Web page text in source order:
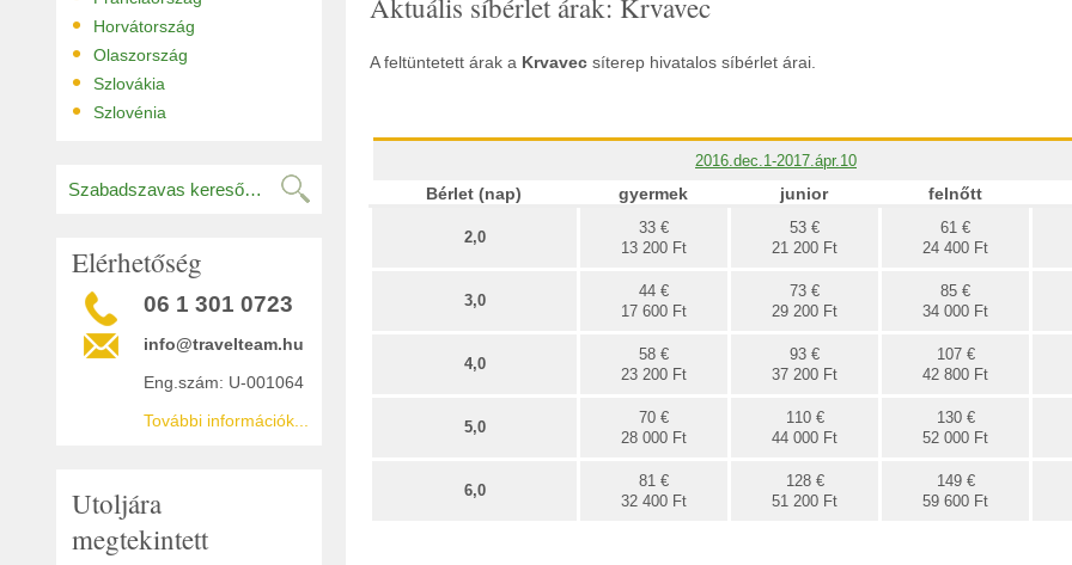
• Horvátország
• Olaszország
• Szlovákia
• Szlovénia
Elérhetőség
06 1 301 0723
info@travelteam.hu
Eng.szám: U-001064
További információk...
Utoljára
megtekintett
Aktuális síbérlet árak: Krvavec
A feltüntetett árak a Krvavec síterep hivatalos síbérlet árai.
2016.dec.1-2017.ápr.10
Bérlet (nap) gyermek junior felnőtt
2,0
33 €
13 200 Ft
53 €
21 200 Ft
61 €
24 400 Ft
3,0
44 €
17 600 Ft
73 €
29 200 Ft
85 €
34 000 Ft
4,0
58 €
23 200 Ft
93 €
37 200 Ft
107 €
42 800 Ft
5,0
70 €
28 000 Ft
110 €
44 000 Ft
130 €
52 000 Ft
6,0
81 €
32 400 Ft
128 €
51 200 Ft
149 €
59 600 Ft